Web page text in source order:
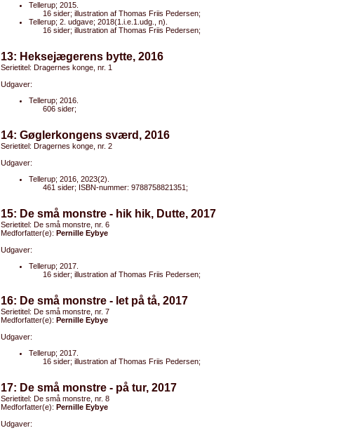
Tellerup; 2015.
16 sider; illustration af Thomas Friis Pedersen;
Tellerup; 2. udgave; 2018(1.i.e.1.udg., n).
16 sider; illustration af Thomas Friis Pedersen;
13: Heksejægerens bytte, 2016
Serietitel: Dragernes konge, nr. 1
Udgaver:
Tellerup; 2016.
606 sider;
14: Gøglerkongens sværd, 2016
Serietitel: Dragernes konge, nr. 2
Udgaver:
Tellerup; 2016, 2023(2).
461 sider; ISBN-nummer: 9788758821351;
15: De små monstre - hik hik, Dutte, 2017
Serietitel: De små monstre, nr. 6
Medforfatter(e): Pernille Eybye
Udgaver:
Tellerup; 2017.
16 sider; illustration af Thomas Friis Pedersen;
16: De små monstre - let på tå, 2017
Serietitel: De små monstre, nr. 7
Medforfatter(e): Pernille Eybye
Udgaver:
Tellerup; 2017.
16 sider; illustration af Thomas Friis Pedersen;
17: De små monstre - på tur, 2017
Serietitel: De små monstre, nr. 8
Medforfatter(e): Pernille Eybye
Udgaver: